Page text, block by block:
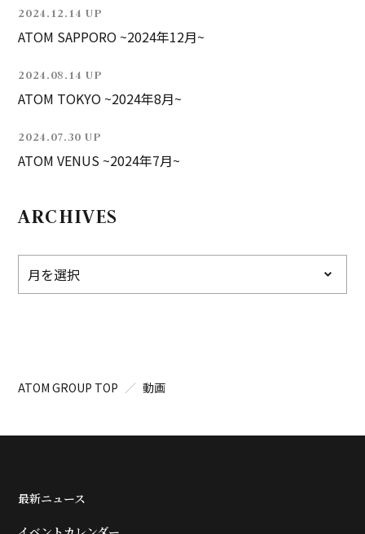
2024.12.14 UP
ATOM SAPPORO ~2024年12月~
2024.08.14 UP
ATOM TOKYO ~2024年8月~
2024.07.30 UP
ATOM VENUS ~2024年7月~
ARCHIVES
ATOM GROUP TOP 動画
最新ニュース